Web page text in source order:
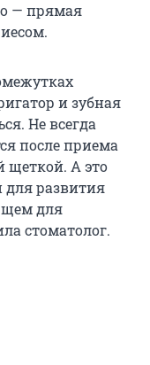
— прямая
и зубная
Не всегда
после приема
А это
для развития
для
стоматолог.